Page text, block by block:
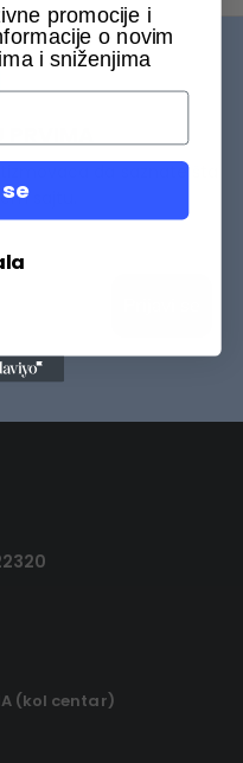
da saznate šta
sajtu.
(kol centar)
promocije i
o novim
i sniženjima